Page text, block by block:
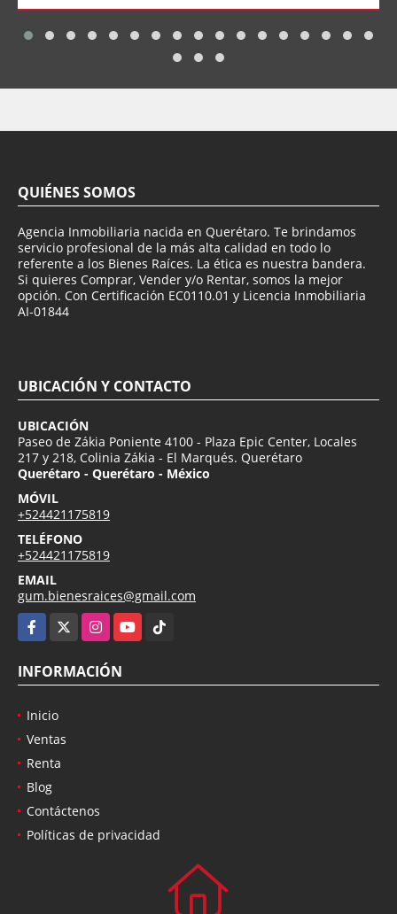
QUIÉNES SOMOS
Agencia Inmobiliaria nacida en Querétaro. Te brindamos
servicio profesional de la más alta calidad en todo lo
referente a los Bienes Raíces. La ética es nuestra bandera.
Si quieres Comprar, Vender y/o Rentar, somos la mejor
opción. Con Certificación EC0110.01 y Licencia Inmobiliaria
AI-01844
UBICACIÓN Y CONTACTO
UBICACIÓN
Paseo de Zákia Poniente 4100 - Plaza Epic Center, Locales
217 y 218, Colinia Zákia - El Marqués. Querétaro
Querétaro - Querétaro - México
MÓVIL
+524421175819
TELÉFONO
+524421175819
EMAIL
gum.bienesraices@gmail.com
Facebook
InstagramYouTubeTikTok
INFORMACIÓN
Inicio
Ventas
Renta
Blog
Contáctenos
Políticas de privacidad